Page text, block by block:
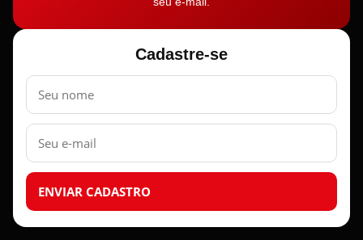
Cadastre-se
Nome
E-
mail
ENVIAR CADASTRO